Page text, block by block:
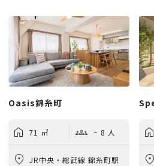
Oasis錦糸町
71 ㎡ ~ 8 人
JR中央・総武線 錦糸町駅